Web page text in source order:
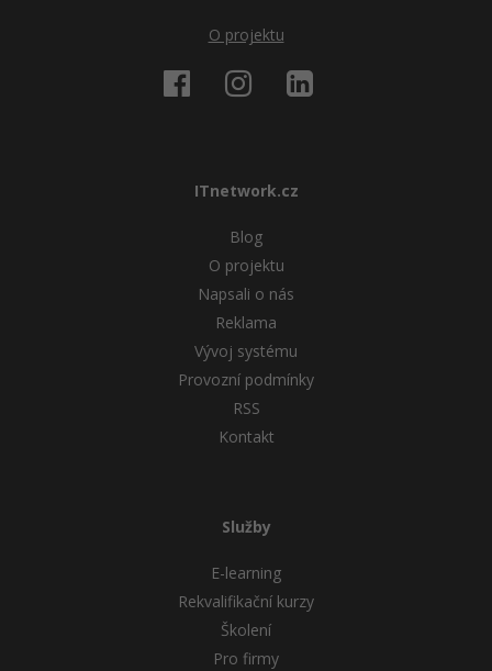
O projektu
ITnetwork.cz
Blog
O projektu
Napsali o nás
Reklama
Vývoj systému
Provozní podmínky
RSS
Kontakt
Služby
E-learning
Rekvalifikační kurzy
Školení
Pro firmy